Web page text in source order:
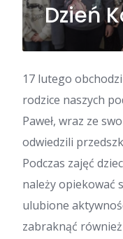
Dzień
17 lutego
rodzice naszych
Paweł, wraz ze
odwiedzili
Podczas zajęć
należy opiekować
ulubione
zabraknąć